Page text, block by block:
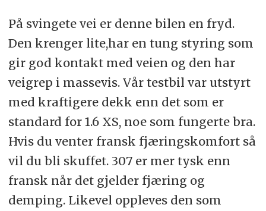
På svingete vei er denne bilen en fryd.
Den krenger lite,har en tung styring som
gir god kontakt med veien og den har
veigrep i massevis. Vår testbil var utstyrt
med kraftigere dekk enn det som er
standard for 1.6 XS, noe som fungerte bra.
Hvis du venter fransk fjæringskomfort så
vil du bli skuffet. 307 er mer tysk enn
fransk når det gjelder fjæring og
demping. Likevel oppleves den som